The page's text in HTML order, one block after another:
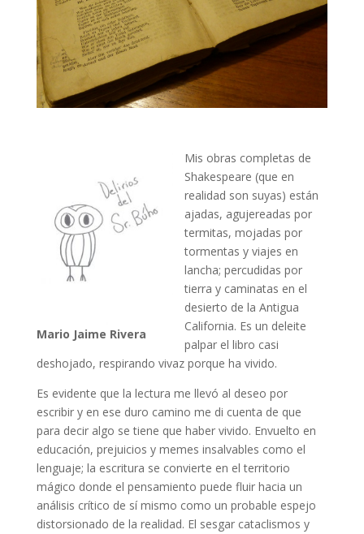
Mario Jaime Rivera
Mis obras completas de
Shakespeare (que en
realidad son suyas) están
ajadas, agujereadas por
termitas, mojadas por
tormentas y viajes en
lancha; percudidas por
tierra y caminatas en el
desierto de la Antigua
California. Es un deleite
palpar el libro casi
deshojado, respirando vivaz porque ha vivido.
Es evidente que la lectura me llevó al deseo por
escribir y en ese duro camino me di cuenta de que
para decir algo se tiene que haber vivido. Envuelto en
educación, prejuicios y memes insalvables como el
lenguaje; la escritura se convierte en el territorio
mágico donde el pensamiento puede fluir hacia un
análisis crítico de sí mismo como un probable espejo
distorsionado de la realidad. El sesgar cataclismos y